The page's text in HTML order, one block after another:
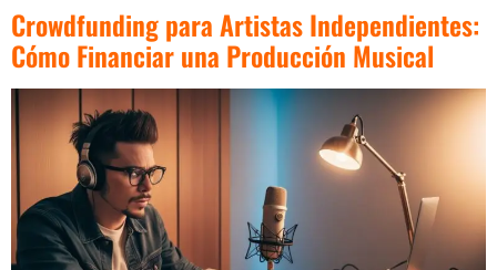
Crowdfunding para Artistas Independientes:
Cómo Financiar una Producción Musical